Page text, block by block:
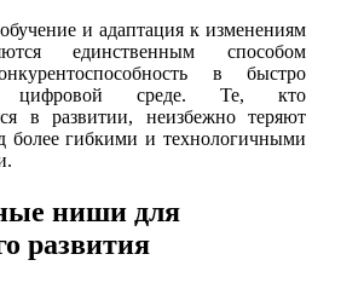
и адаптация к изменениям
единственным способом
в быстро
цифровой среде. Те, кто
в развитии, неизбежно теряют
более гибкими и технологичными
ниши для
развития